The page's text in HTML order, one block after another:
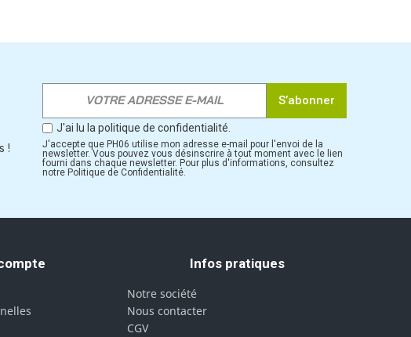
!
S’abonner
J'ai lu la politique de confidentialité.
J'accepte que PH06 utilise mon adresse e-mail pour l'envoi de la
newsletter. Vous pouvez vous désinscrire à tout moment avec le lien
fourni dans chaque newsletter. Pour plus d'informations, consultez
notre Politique de Confidentialité.
Infos pratiques
Notre société
Nous contacter
CGV